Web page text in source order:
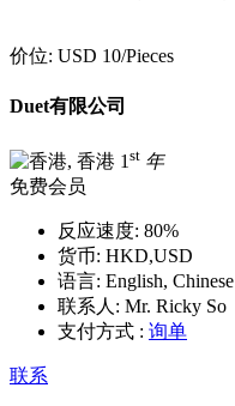
价位: USD 10/Pieces
Duet有限公司
1 st 年
免费会员
反应速度: 80%
货币: HKD,USD
语言: English, Chinese
联系人: Mr. Ricky So
支付方式 : 询单
联系